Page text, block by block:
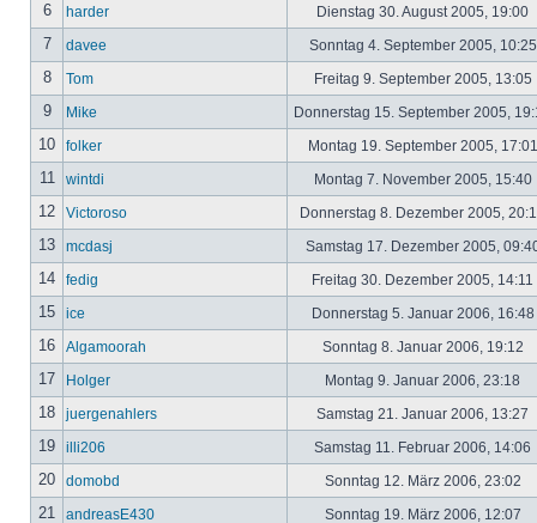
6 harder Dienstag 30. August 2005, 19:00
7 davee Sonntag 4. September 2005,
8 Tom Freitag 9. September 2005, 13:05
9 Mike Donnerstag 15. September 2005,
10 folker Montag 19. September 2005,
11 wintdi Montag 7. November 2005, 15:40
12 Victoroso Donnerstag 8. Dezember 2005,
13 mcdasj Samstag 17. Dezember 2005,
14 fedig Freitag 30. Dezember 2005, 14:11
15 ice Donnerstag 5. Januar 2006, 16:48
16 Algamoorah Sonntag 8. Januar 2006, 19:12
17 Holger Montag 9. Januar 2006, 23:18
18 juergenahlers Samstag 21. Januar 2006, 13:27
19 illi206 Samstag 11. Februar 2006, 14:06
20 domobd Sonntag 12. März 2006, 23:02
21 andreasE430 Sonntag 19. März 2006, 12:07